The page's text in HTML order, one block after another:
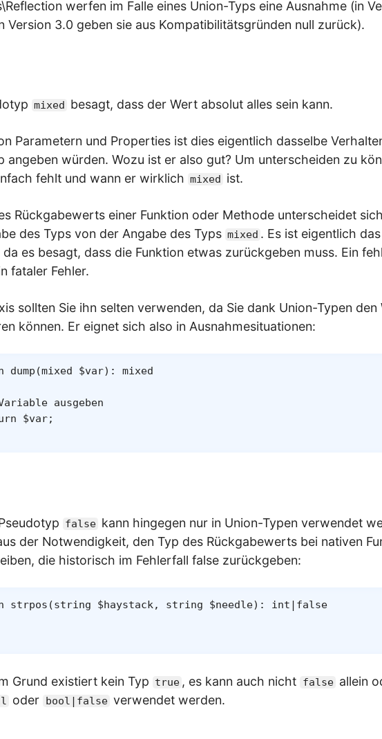
werfen im Falle eines Union-Typs eine Ausnahme (in
Version 3.0 geben sie aus Kompatibilitätsgründen null zurück).
mixed besagt, dass der Wert absolut alles sein kann.
Parametern und Properties ist dies eigentlich dasselbe
angeben würden. Wozu ist er also gut? Um unterscheiden zu
fehlt und wann er wirklich mixed ist.
Rückgabewerts einer Funktion oder Methode unterscheidet
des Typs von der Angabe des Typs mixed . Es ist eigentlich
da es besagt, dass die Funktion etwas zurückgeben muss. Ein
fataler Fehler.
sollten Sie ihn selten verwenden, da Sie dank Union-Typen den
können. Er eignet sich also in Ausnahmesituationen:
dump (mixed $var) :
mixed
ausgeben
$var;
false kann hingegen nur in Union-Typen verwendet
der Notwendigkeit, den Typ des Rückgabewerts bei nativen
die historisch im Fehlerfall false zurückgeben:
strpos (string $haystack, string $needle) : int | false
Grund existiert kein Typ true , es kann auch nicht false allein
oder bool|false verwendet werden.